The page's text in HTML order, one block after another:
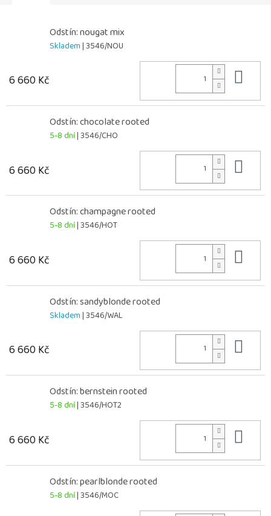
Odstín: nougat mix
Skladem| 3546/NOU
6 660 Kč
Odstín: chocolate rooted
5-8 dní| 3546/CHO
6 660 Kč
Odstín: champagne rooted
5-8 dní| 3546/HOT
6 660 Kč
Odstín: sandyblonde rooted
Skladem| 3546/WAL
6 660 Kč
Odstín: bernstein rooted
5-8 dní| 3546/HOT2
6 660 Kč
Odstín: pearlblonde rooted
5-8 dní| 3546/MOC